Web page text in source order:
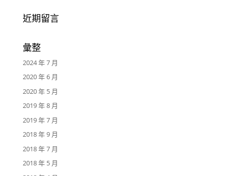
近期留言
彙整
2024 年 7 月
2020 年 6 月
2020 年 5 月
2019 年 8 月
2019 年 7 月
2018 年 9 月
2018 年 7 月
2018 年 5 月